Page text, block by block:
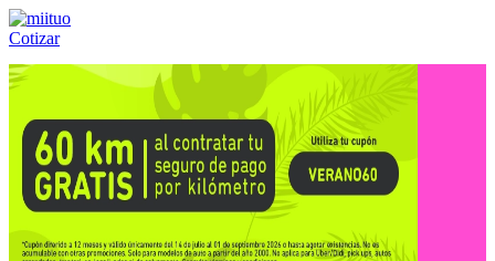
Cotizar
Llámanos al:(55) 84-21-05-00 ó